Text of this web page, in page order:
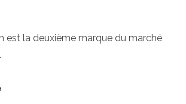
est la deuxième marque du marché